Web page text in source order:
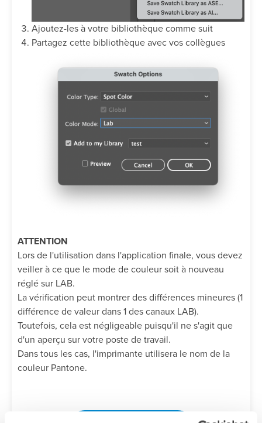
Ajoutez-les à votre bibliothèque comme suit
Partagez cette bibliothèque avec vos collègues
ATTENTION
Lors de l'utilisation dans l'application finale, vous devez
veiller à ce que le mode de couleur soit à nouveau
réglé sur LAB.
La vérification peut montrer des différences mineures (1
différence de valeur dans 1 des canaux LAB).
Toutefois, cela est négligeable puisqu'il ne s'agit que
d'un aperçu sur votre poste de travail.
Dans tous les cas, l'imprimante utilisera le nom de la
couleur Pantone.